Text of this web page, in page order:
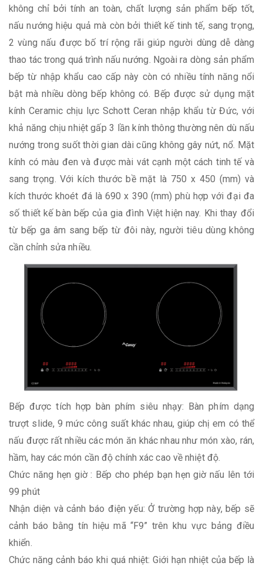
không chỉ bởi tính an toàn, chất lượng sản phẩm bếp tốt,
nấu nướng hiệu quả mà còn bởi thiết kế tinh tế, sang trọng,
2 vùng nấu được bố trí rộng rãi giúp người dùng dễ dàng
thao tác trong quá trình nấu nướng. Ngoài ra dòng sản phẩm
bếp từ nhập khẩu cao cấp này còn có nhiều tính năng nổi
bật mà nhiều dòng bếp không có. Bếp được sử dụng mặt
kính Ceramic chịu lực Schott Ceran nhập khẩu từ Đức, với
khả năng chịu nhiệt gấp 3 lần kính thông thường nên dù nấu
nướng trong suốt thời gian dài cũng không gây nứt, nổ. Mặt
kính có màu đen và được mài vát cạnh một cách tinh tế và
sang trọng. Với kích thước bề mặt là 750 x 450 (mm) và
kích thước khoét đá là 690 x 390 (mm) phù hợp với đại đa
số thiết kế bàn bếp của gia đình Việt hiện nay. Khi thay đổi
từ bếp ga âm sang bếp từ đôi này, người tiêu dùng không
cần chỉnh sửa nhiều.
Bếp được tích hợp bàn phím siêu nhạy: Bàn phím dạng
trượt slide, 9 mức công suất khác nhau, giúp chị em có thể
nấu được rất nhiều các món ăn khác nhau như món xào, rán,
hầm, hay các món cần độ chính xác cao về nhiệt độ.
Chức năng hẹn giờ : Bếp cho phép bạn hẹn giờ nấu lên tới
99 phút
Nhận diện và cảnh báo điện yếu: Ở trường hợp này, bếp sẽ
cảnh báo bằng tín hiệu mã “F9” trên khu vực bảng điều
khiển.
Chức năng cảnh báo khi quá nhiệt: Giới hạn nhiệt của bếp là